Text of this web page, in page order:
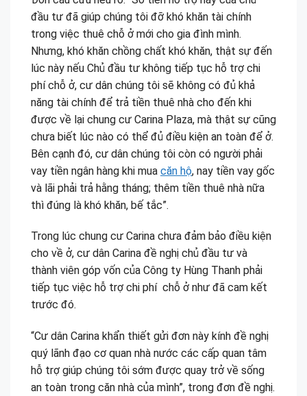
đầu tư đã giúp chúng tôi đỡ khó khăn tài chính
trong việc thuê chỗ ở mới cho gia đình mình.
Nhưng, khó khăn chồng chất khó khăn, thật sự đến
lúc này nếu Chủ đầu tư không tiếp tục hỗ trợ chi
phí chỗ ở, cư dân chúng tôi sẽ không có đủ khả
năng tài chính để trả tiền thuê nhà cho đến khi
được về lại chung cư Carina Plaza, mà thật sự cũng
chưa biết lúc nào có thể đủ điều kiện an toàn để ở.
Bên cạnh đó, cư dân chúng tôi còn có người phải
vay tiền ngân hàng khi mua căn hộ, nay tiền vay gốc
và lãi phải trả hằng tháng; thêm tiền thuê nhà nữa
thì đúng là khó khăn, bế tắc”.
Trong lúc chung cư Carina chưa đảm bảo điều kiện
cho về ở, cư dân Carina đề nghị chủ đầu tư và
thành viên góp vốn của Công ty Hùng Thanh phải
tiếp tục việc hỗ trợ chi phí chỗ ở như đã cam kết
trước đó.
“Cư dân Carina khẩn thiết gửi đơn này kính đề nghị
quý lãnh đạo cơ quan nhà nước các cấp quan tâm
hỗ trợ giúp chúng tôi sớm được quay trở về sống
an toàn trong căn nhà của mình”, trong đơn đề nghị.